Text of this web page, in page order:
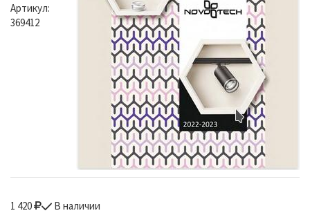
Артикул:
369412
1 420
В наличии